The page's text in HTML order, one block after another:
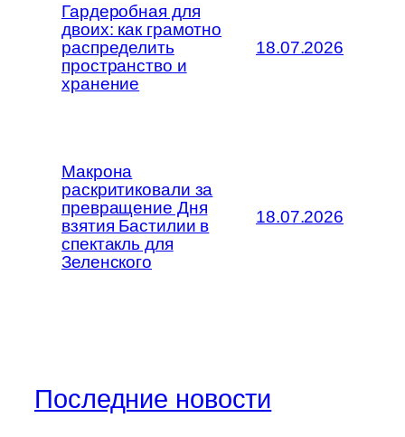
Гардеробная для
двоих: как грамотно
распределить
пространство и
хранение
18.07.2026
Макрона
раскритиковали за
превращение Дня
взятия Бастилии в
спектакль для
Зеленского
18.07.2026
Последние новости